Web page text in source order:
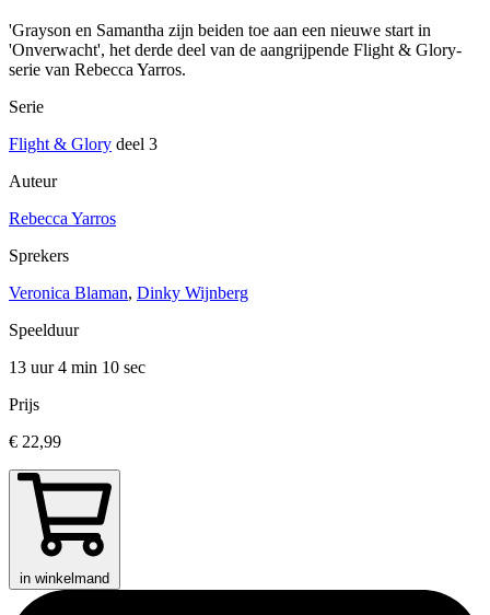
'Grayson en Samantha zijn beiden toe aan een nieuwe start in
'Onverwacht', het derde deel van de aangrijpende Flight & Glory-
serie van Rebecca Yarros.
Serie
Flight & Glory deel 3
Auteur
Rebecca Yarros
Sprekers
Veronica Blaman, Dinky Wijnberg
Speelduur
13 uur 4 min 10 sec
Prijs
€ 22,99
in winkelmand